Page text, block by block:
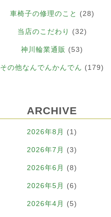
車椅子の修理のこと (28)
当店のこだわり (32)
神川輪業通販 (53)
その他なんでんかんでん (179)
ARCHIVE
2026年8月 (1)
2026年7月 (3)
2026年6月 (8)
2026年5月 (6)
2026年4月 (5)